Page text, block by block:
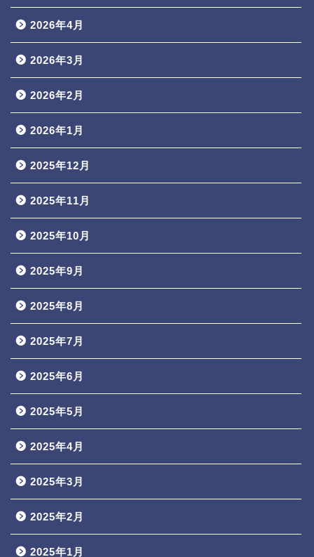
2026年4月
2026年3月
2026年2月
2026年1月
2025年12月
2025年11月
2025年10月
2025年9月
2025年8月
2025年7月
2025年6月
2025年5月
2025年4月
2025年3月
2025年2月
2025年1月